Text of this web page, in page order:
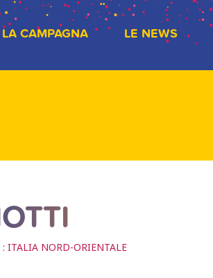
LA CAMPAGNA LE NEWS
ITALIA NORD-ORIENTALE